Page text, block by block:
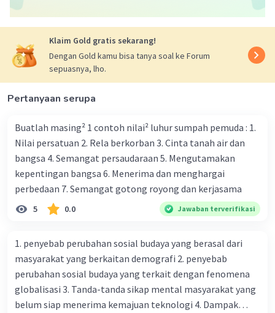
Klaim Gold gratis sekarang!
Dengan Gold kamu bisa tanya soal ke Forum
sepuasnya, lho.
Pertanyaan serupa
Buatlah masing² 1 contoh nilai² luhur sumpah pemuda : 1.
Nilai persatuan 2. Rela berkorban 3. Cinta tanah air dan
bangsa 4. Semangat persaudaraan 5. Mengutamakan
kepentingan bangsa 6. Menerima dan menghargai
perbedaan 7. Semangat gotong royong dan kerjasama
5 0.0 Jawaban terverifikasi
1. penyebab perubahan sosial budaya yang berasal dari
masyarakat yang berkaitan demografi 2. penyebab
perubahan sosial budaya yang terkait dengan fenomena
globalisasi 3. Tanda-tanda sikap mental masyarakat yang
belum siap menerima kemajuan teknologi 4. Dampak